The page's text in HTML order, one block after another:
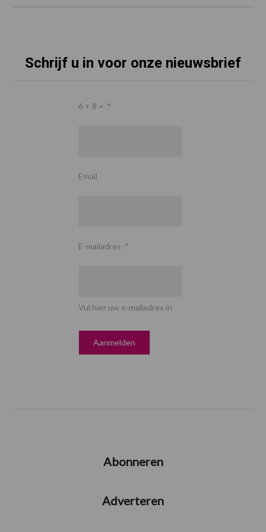
Schrijf u in voor onze nieuwsbrief
6 + 8 = *
Email
E-mailadres *
Vul hier uw e-mailadres in
Abonneren
Adverteren